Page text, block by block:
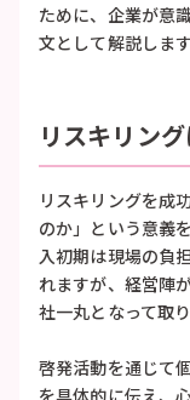
ために、企業が意
文として解説します
リスキリン
リスキリングを成
のか」という意義
入初期は現場の負
れますが、経営陣
社一丸となって取
啓発活動を通じて
を具体的に伝え、